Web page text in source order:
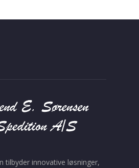
tilbyder innovative løsninger,